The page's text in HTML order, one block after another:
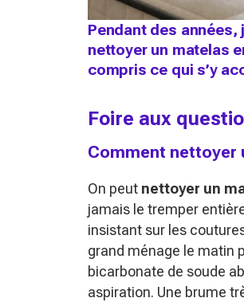
Pendant des années,
nettoyer un matelas
compris ce qui s’y
Foire aux
Comment nettoyer
On peut nettoyer un
jamais le tremper
insistant sur les
grand ménage le matin
bicarbonate de soude
aspiration. Une brume